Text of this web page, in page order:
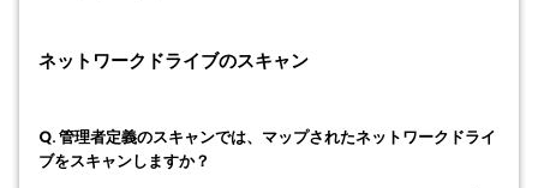
ネットワークドライブのスキャン
Q. 管理者定義のスキャンでは、マップされたネットワークドライ
ブをスキャンしますか？